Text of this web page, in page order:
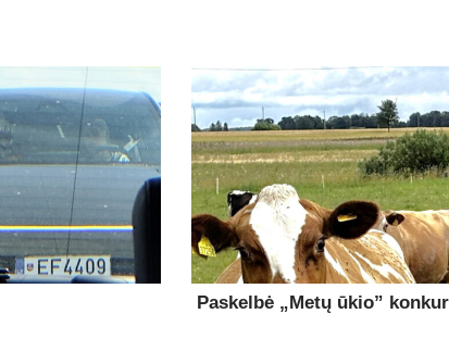
Paskelbė „Metų ūkio”